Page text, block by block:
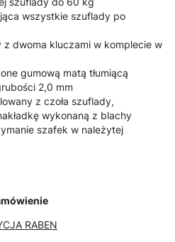
wszystkie szuflady po
dwoma kluczami w komplecie w
gumową matą tłumiącą
2,0 mm
z czoła szuflady,
wykonaną z blachy
szafek w należytej
RABEN